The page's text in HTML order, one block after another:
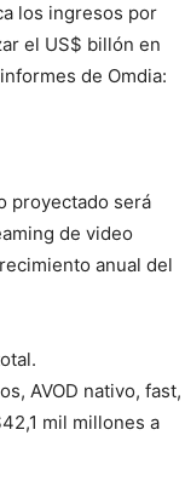
los ingresos por
el US$ billón en
de Omdia:
proyectado será
de video
anual del
AVOD nativo, fast,
mil millones a